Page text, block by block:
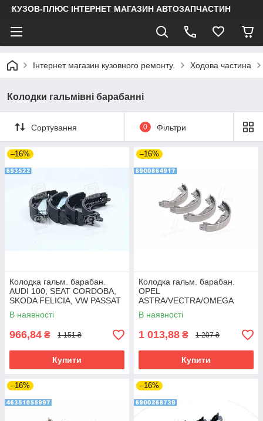
КУЗОВ-ПЛЮС ІНТЕРНЕТ МАГАЗИН АВТОЗАПЧАСТИН
Інтернет магазин кузовного ремонту. Ходова частина
Колодки гальмівні барабанні
Сортування 0 Фільтри
–16%
Колодка гальм. барабан.
AUDI 100, SEAT CORDOBA,
SKODA FELICIA, VW PASSAT
задн. (вир-во Bosch)
В наявності
966,84 ₴ 1 151 ₴
Купити
–16%
Колодка гальм. барабан.
OPEL
ASTRA/VECTRA/OMEGA
задн. (вир-во Remsa)
В наявності
1 013,88 ₴ 1 207 ₴
Купити
–16% –16%